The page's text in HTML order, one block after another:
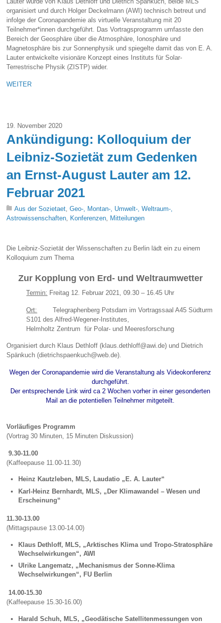
organisiert und durch Holger Deckelmann (AWI) technisch betreut und
infolge der Coronapandemie als virtuelle Veranstaltung mit 20
Teilnehmer*innen durchgeführt. Das Vortragsprogramm umfasste den
Bereich der Geosphäre über die Atmosphäre, Ionosphäre und
Magnetosphäre bis zur Sonnenphysik und spiegelte damit das von E. A.
Lauter entwickelte visionäre Konzept eines Instituts für Solar-
Terrestrische Physik (ZISTP) wider.
WEITER
19. November 2020
Ankündigung: Kolloquium der
Leibniz-Sozietät zum Gedenken
an Ernst-August Lauter am 12.
Februar 2021
Aus der Sozietaet,Geo-, Montan-, Umwelt-, Weltraum-,
Astrowissenschaften, Konferenzen, Mitteilungen
Die Leibniz-Sozietät der Wissenschaften zu Berlin lädt ein zu einem
Kolloquium zum Thema
Zur Kopplung von Erd- und Weltraumwetter
Termin: Freitag 12. Februar 2021, 09.30 – 16.45 Uhr
Ort: Telegraphenberg Potsdam im Vortragssaal A45 Südturm
S101 des Alfred-Wegener-Institutes,
Helmholtz Zentrum für Polar- und Meeresforschung
Organisiert durch Klaus Dethloff (klaus.dethloff@awi.de) und Dietrich
Spänkuch (dietrichspaenkuch@web.de).
Wegen der Coronapandemie wird die Veranstaltung als Videokonferenz
durchgeführt.
Der entsprechende Link wird ca 2 Wochen vorher in einer gesonderten
Mail an die potentiellen Teilnehmer mitgeteilt.
Vorläufiges Programm
(Vortrag 30 Minuten, 15 Minuten Diskussion)
9.30-11.00
(Kaffeepause 11.00-11.30)
Heinz Kautzleben, MLS, Laudatio „E. A. Lauter“
Karl-Heinz Bernhardt, MLS, „Der Klimawandel – Wesen und
Erscheinung“
11.30-13.00
(Mittagspause 13.00-14.00)
Klaus Dethloff, MLS, „Arktisches Klima und Tropo-Stratosphäre
Wechselwirkungen“, AWI
Ulrike Langematz, „Mechanismus der Sonne-Klima
Wechselwirkungen“, FU Berlin
14.00-15.30
(Kaffeepause 15.30-16.00)
Harald Schuh, MLS, „Geodätische Satellitenmessungen von